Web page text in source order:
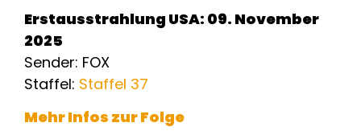
Erstausstrahlung USA: 09. November
2025
Sender: FOX
Staffel: Staffel 37
Mehr Infos zur Folge